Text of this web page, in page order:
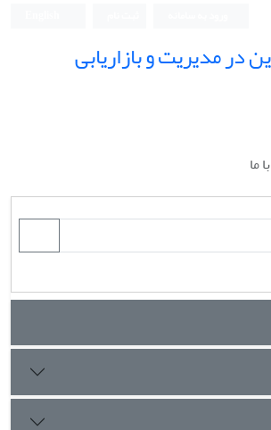
در مدیریت و بازاریابی
ما